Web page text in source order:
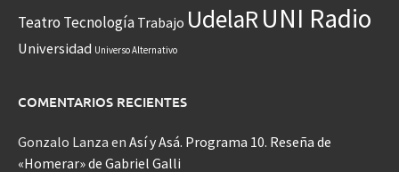
Teatro Tecnología Trabajo UdelaR UNI Radio
Universidad Universo Alternativo
COMENTARIOS RECIENTES
Gonzalo Lanza en Así y Asá. Programa 10. Reseña de
«Homerar» de Gabriel Galli